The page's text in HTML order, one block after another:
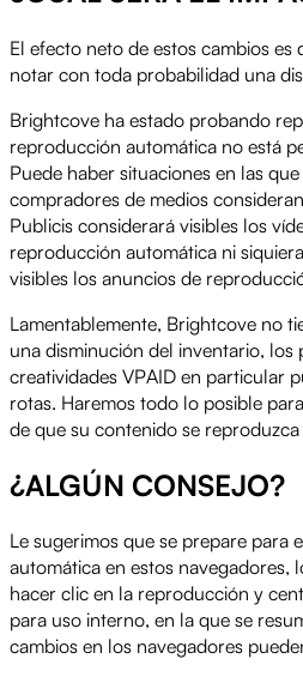
El efecto neto de estos cambios
notar con toda probabilidad una
Brightcove ha estado probando
reproducción automática no está
Puede haber situaciones en las
compradores de medios
Publicis considerará visibles los
reproducción automática ni
visibles los anuncios de
Lamentablemente, Brightcove no
una disminución del inventario, los
creatividades VPAID en particular
rotas. Haremos todo lo posible
de que su contenido se
¿ALGÚN CONSEJO?
Le sugerimos que se prepare para
automática en estos navegadores,
hacer clic en la reproducción y
para uso interno, en la que se
cambios en los navegadores